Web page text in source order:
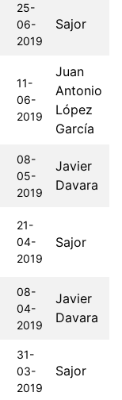
25-
06-
2019
Sajor
11-
06-
2019
Juan
Antonio
López
García
08-
05-
2019
Javier
Davara
21-
04-
2019
Sajor
08-
04-
2019
Javier
Davara
31-
03-
2019
Sajor